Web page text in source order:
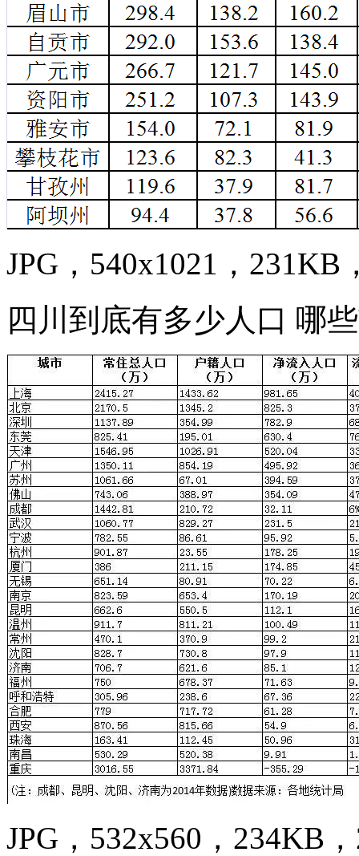
JPG，540x1021，231KB
四川到底有多少人口 哪
JPG，532x560，234KB